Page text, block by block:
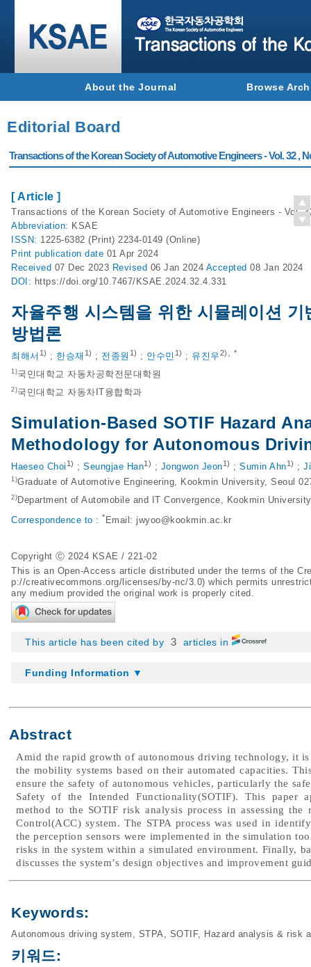
About the Journal Browse
Editorial Board
Transactions of the Korean Society of Automotive Engineers - Vol. 32 ,
[ Article ]
Transactions of the Korean Society of Automotive Engineers - Vol.
Abbreviation: KSAE
ISSN: 1225-6382 (Print) 2234-0149 (Online)
Print publication date 01 Apr 2024
Received 07 Dec 2023 Revised 06 Jan 2024 Accepted 08 Jan 2024
DOI: https://doi.org/10.7467/KSAE.2024.32.4.331
자율주행 시스템을 위한 시뮬레이션
방법론
최해서 1) ; 한승재 1) ; 전종원 1) ; 안수민 1) ; 유진우2) , *
1)국민대학교 자동차공학전문대학원
2)국민대학교 자동차IT융합학과
Simulation-Based SOTIF Hazard
Methodology for Autonomous
Haeseo Choi 1) ; Seungjae Han1) ; Jongwon Jeon1) ; Sumin Ahn1) ;
1)Graduate of Automotive Engineering, Kookmin University, Seoul
2) Department of Automobile and IT Convergence, Kookmin
Correspondence to : * Email: jwyoo@kookmin.ac.kr
Copyright Ⓒ 2024 KSAE / 221-02
This is an Open-Access article distributed under the terms of the
p://creativecommons.org/licenses/by-nc/3.0) which permits
any medium provided the original work is properly cited.
This article has been cited by 3 articles in
Funding Information ▼
Abstract
Amid the rapid growth of autonomous driving technology, it
the mobility systems based on their automated capacities.
ensure the safety of autonomous vehicles, particularly the
Safety of the Intended Functionality(SOTIF). This paper
method to the SOTIF risk analysis process in assessing the
Control(ACC) system. The STPA process was used in
the perception sensors were implemented in the simulation
risks in the system within a simulated environment. Finally,
discusses the system’s design objectives and improvement
Keywords:
Autonomous driving system , STPA, SOTIF, Hazard analysis & risk
키워드: